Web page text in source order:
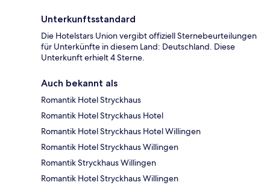
Unterkunftsstandard
Die Hotelstars Union vergibt offiziell Sternebeurteilungen
für Unterkünfte in diesem Land: Deutschland. Diese
Unterkunft erhielt 4 Sterne.
Auch bekannt als
Romantik Hotel Stryckhaus
Romantik Hotel Stryckhaus Hotel
Romantik Hotel Stryckhaus Hotel Willingen
Romantik Hotel Stryckhaus Willingen
Romantik Stryckhaus Willingen
Romantik Hotel Stryckhaus Willingen